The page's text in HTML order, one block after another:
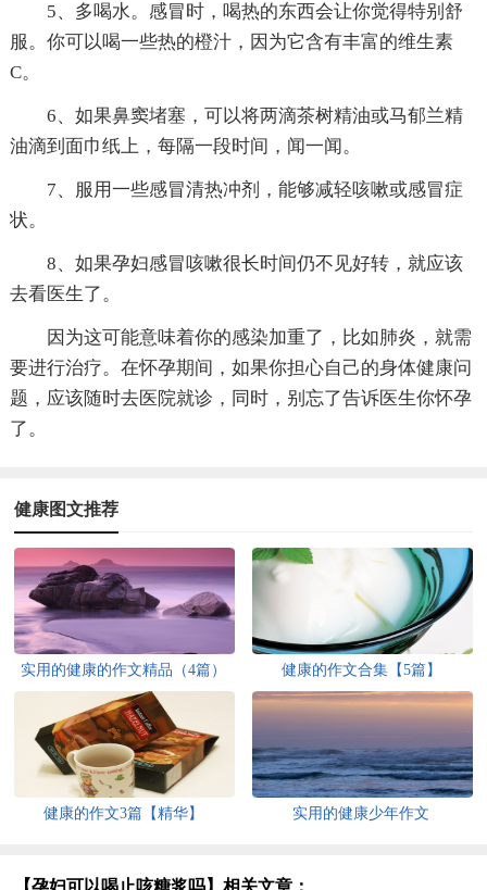
5、多喝水。感冒时，喝热的东西会让你觉得特别舒
服。你可以喝一些热的橙汁，因为它含有丰富的维生素
C。
6、如果鼻窦堵塞，可以将两滴茶树精油或马郁兰精
油滴到面巾纸上，每隔一段时间，闻一闻。
7、服用一些感冒清热冲剂，能够减轻咳嗽或感冒症
状。
8、如果孕妇感冒咳嗽很长时间仍不见好转，就应该
去看医生了。
因为这可能意味着你的感染加重了，比如肺炎，就需
要进行治疗。在怀孕期间，如果你担心自己的身体健康问
题，应该随时去医院就诊，同时，别忘了告诉医生你怀孕
了。
健康图文推荐
实用的健康的作文精品（4篇） 健康的作文合集【5篇】
健康的作文3篇【精华】 实用的健康少年作文
【孕妇可以喝止咳糖浆吗】相关文章：